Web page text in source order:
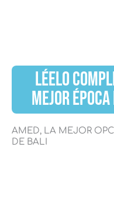
LÉELO
MEJOR
AMED, LA MEJOR
DE BALI